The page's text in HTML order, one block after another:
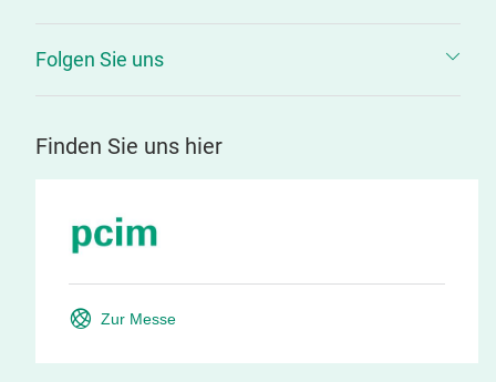
Folgen Sie uns
Finden Sie uns hier
Zur Messe